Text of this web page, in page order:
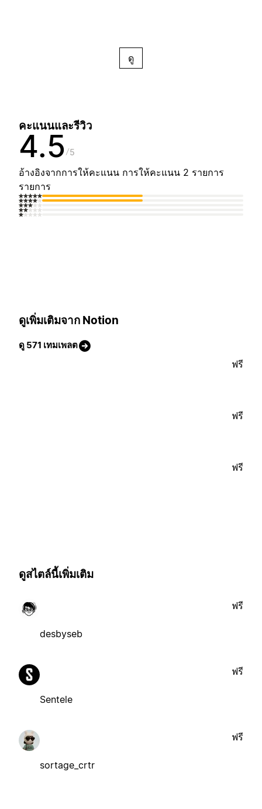
ดู
คะแนนและรีวิว
4.5 5
อ้างอิงจากการให้คะแนน การให้คะแนน 2 รายการ
รายการ
ดูเพิ่มเติมจาก Notion
ดู 571 เทมเพลต
ฟรี
ฟรี
ฟรี
ดูสไตล์นี้เพิ่มเติม
desbyseb
ฟรี
Sentele
ฟรี
sortage_crtr
ฟรี